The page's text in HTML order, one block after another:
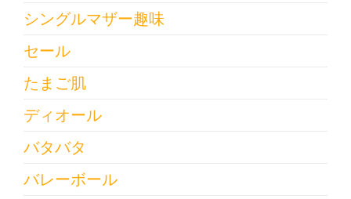
シングルマザー趣味
セール
たまご肌
ディオール
バタバタ
バレーボール